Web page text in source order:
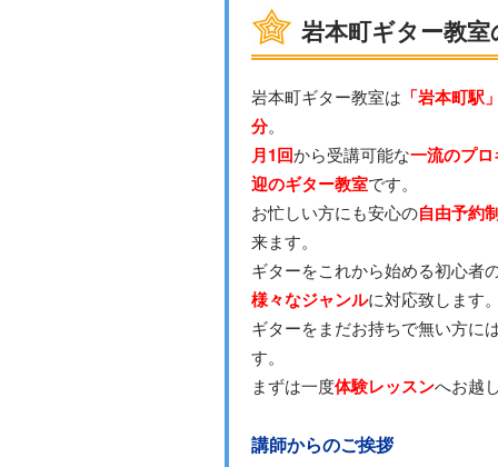
岩本町ギター教
岩本町ギター教室は 「岩本町駅
分。
月1回から受講可能な一流のプ
迎のギター教室です。
お忙しい方にも安心の自由予約
来ます。
ギターをこれから始める初心者
様々なジャンルに対応致します
ギターをまだお持ちで無い方に
す。
まずは一度体験レッスンへお越
講師からのご挨拶